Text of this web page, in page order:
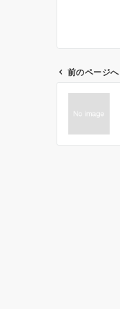
前のページへ